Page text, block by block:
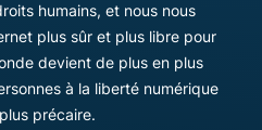
humains, et nous nous
plus sûr et plus libre pour
devient de plus en plus
à la liberté numérique
précaire.